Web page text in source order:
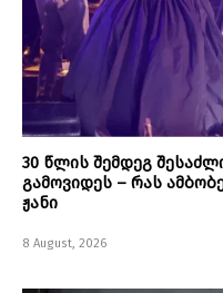
30 წლის შემდეგ
გამოვიდეს – რას
ჟანი
8 August, 2026